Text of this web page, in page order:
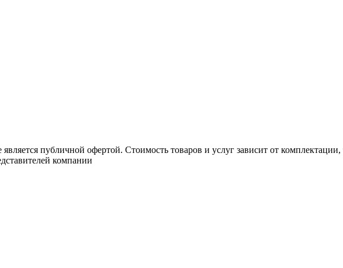
публичной офертой. Стоимость товаров и услуг зависит от
компании